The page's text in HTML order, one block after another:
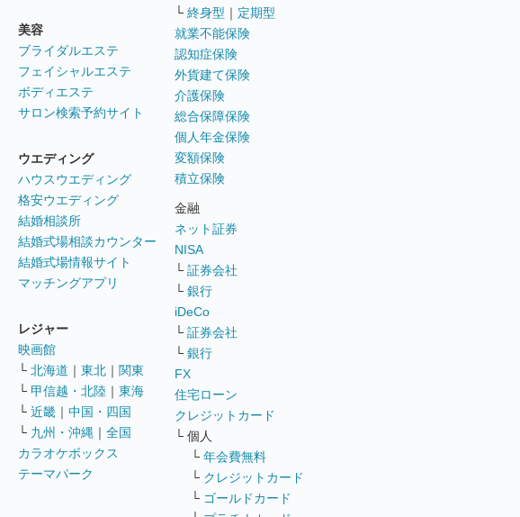
美容
ブライダルエステ
フェイシャルエステ
ボディエステ
サロン検索予約サイト
ウエディング
ハウスウエディング
格安ウエディング
結婚相談所
結婚式場相談カウンター
結婚式場情報サイト
マッチングアプリ
レジャー
映画館
└ 北海道 ｜ 東北 ｜ 関東
└ 甲信越・北陸 ｜ 東海
└ 近畿 ｜ 中国・四国
└ 九州・沖縄 ｜ 全国
カラオケボックス
テーマパーク
└ 終身型 ｜ 定期型
就業不能保険
認知症保険
外貨建て保険
介護保険
総合保障保険
個人年金保険
変額保険
積立保険
金融
ネット証券
NISA
└ 証券会社
└ 銀行
iDeCo
└ 証券会社
└ 銀行
FX
住宅ローン
クレジットカード
└ 個人
└ 年会費無料
└ クレジットカード
└ ゴールドカード